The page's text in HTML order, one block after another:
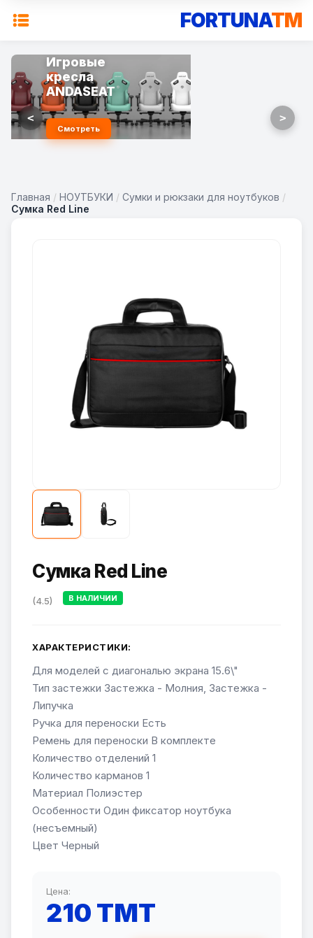
FORTUNATM
Игровые
кресла
ANDASEAT
Смотреть
< >
Главная / НОУТБУКИ / Сумки и рюкзаки для ноутбуков /
Сумка Red Line
Сумка Red Line
(4.5) В НАЛИЧИИ
ХАРАКТЕРИСТИКИ:
Для моделей с диагональю экрана 15.6\"
Тип застежки Застежка - Молния, Застежка -
Липучка
Ручка для переноски Есть
Ремень для переноски В комплекте
Количество отделений 1
Количество карманов 1
Материал Полиэстер
Особенности Один фиксатор ноутбука
(несъемный)
Цвет Черный
Цена:
210 TMT